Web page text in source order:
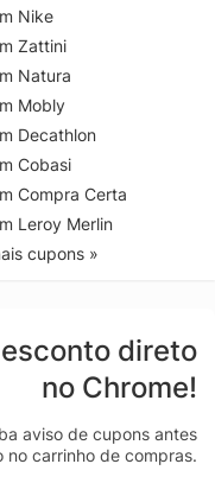
Nike
Zattini
Natura
Mobly
Decathlon
Cobasi
Compra Certa
Leroy Merlin
cupons »
direto
no Chrome!
aviso de cupons antes
no carrinho de compras.